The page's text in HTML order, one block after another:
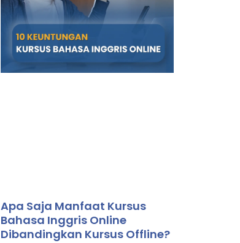
Apa Saja Manfaat Kursus
Bahasa Inggris Online
Dibandingkan Kursus Offline?